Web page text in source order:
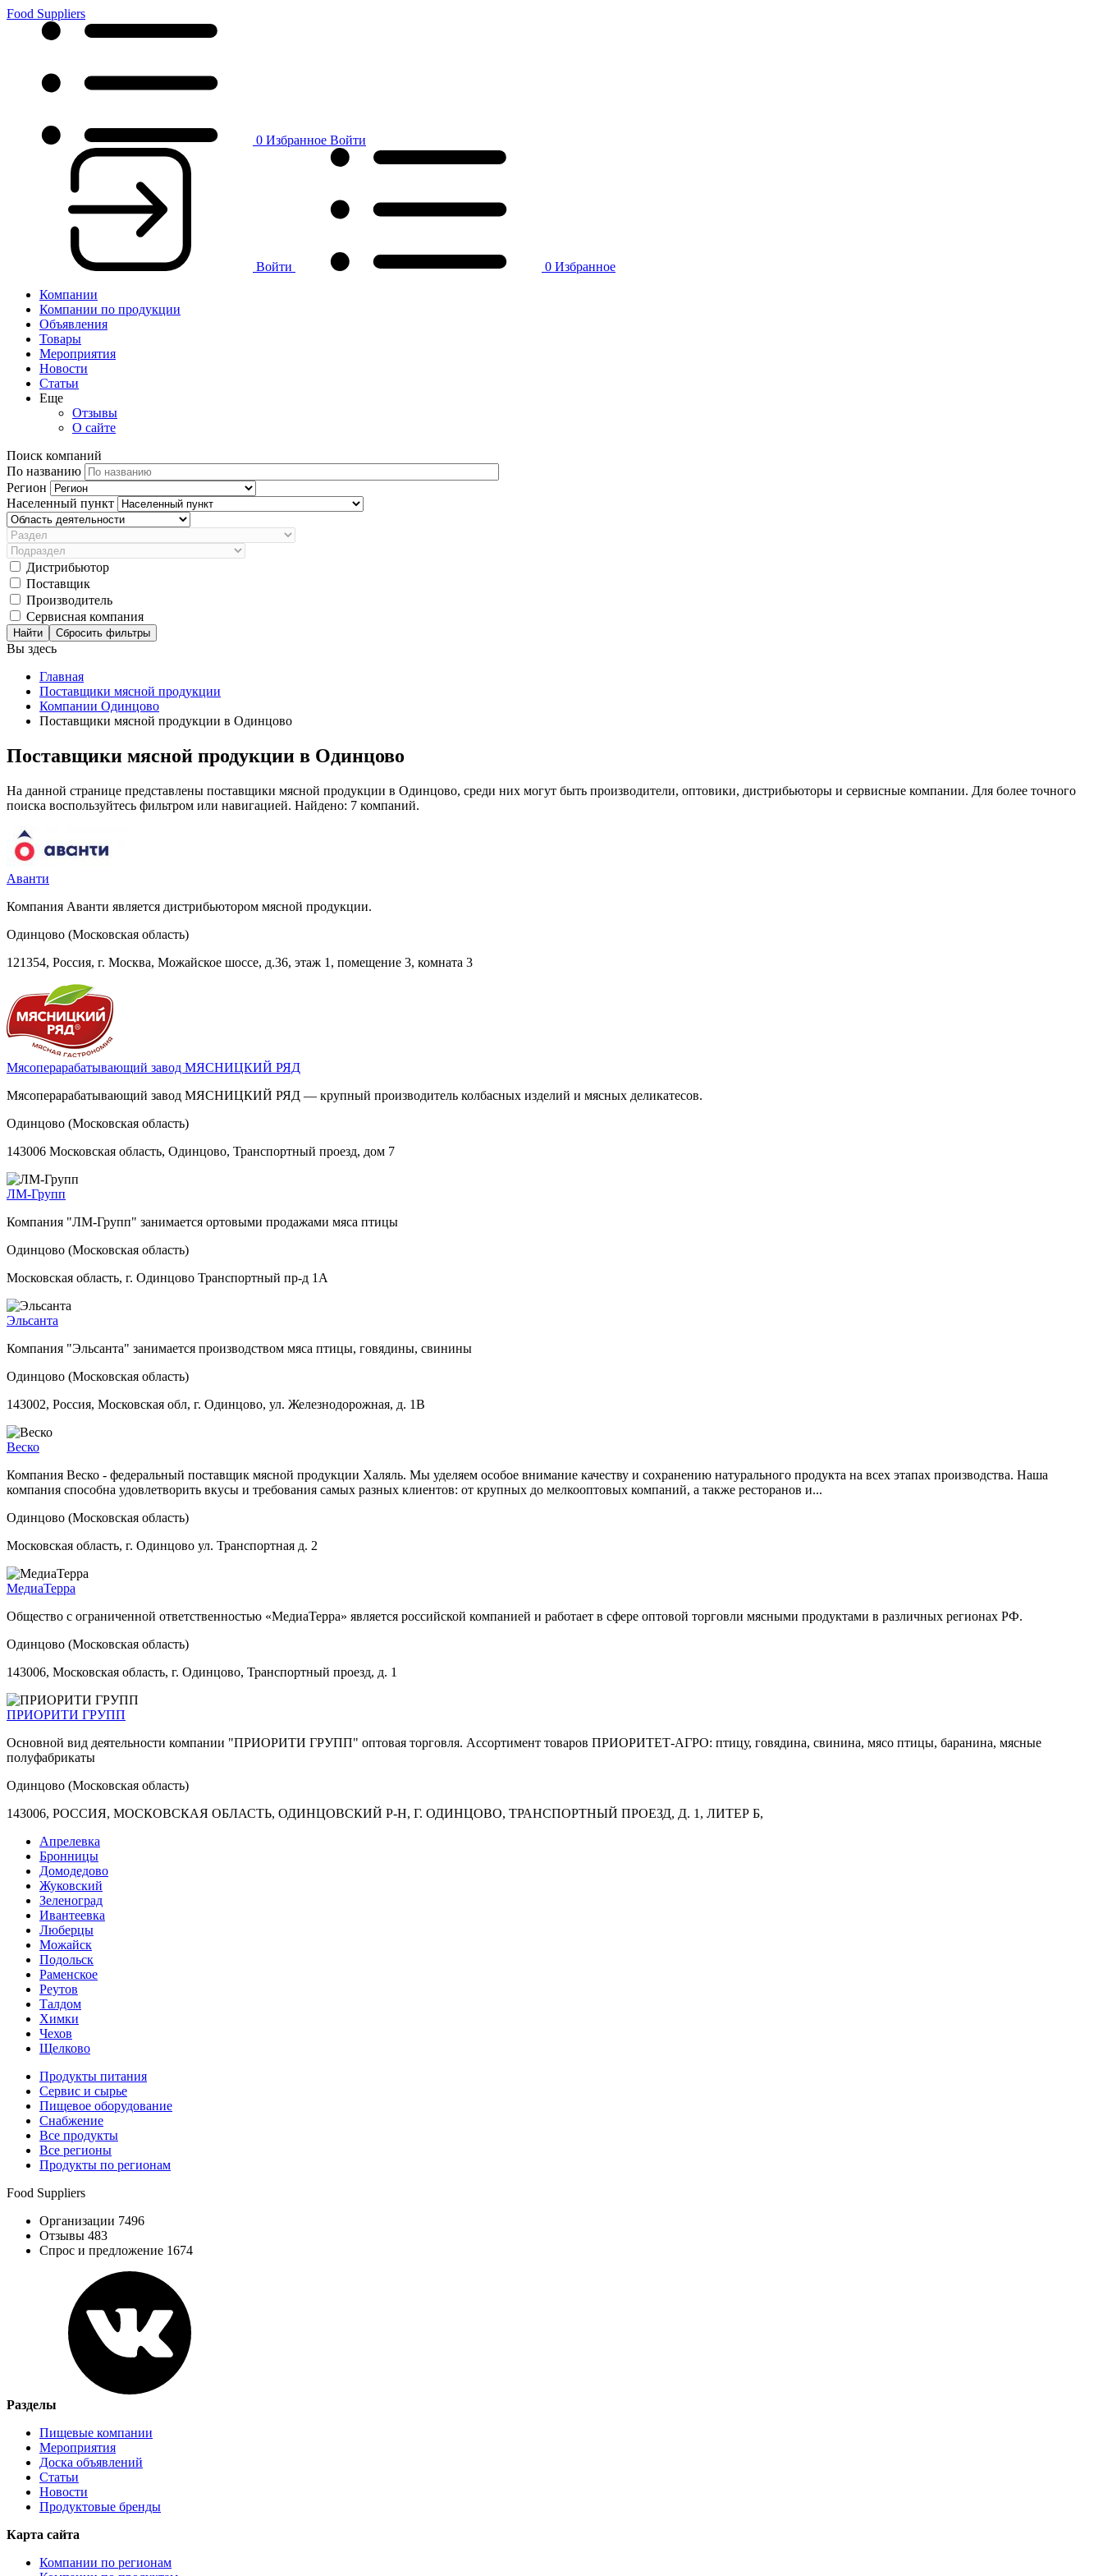
Food Suppliers
0 Избранное Войти
Войти 0 Избранное
Компании
Компании по продукции
Объявления
Товары
Мероприятия
Новости
Статьи
Еще
Отзывы
О сайте
Поиск компаний
По названию
Регион
Населенный пункт
Дистрибьютор
Поставщик
Производитель
Сервисная компания
Сбросить фильтры
Вы здесь
Главная
Поставщики мясной продукции
Компании Одинцово
Поставщики мясной продукции в Одинцово
Поставщики мясной продукции в Одинцово
На данной странице представлены поставщики мясной продукции в Одинцово, среди них могут быть производители, оптовики, дистрибьюторы и сервисные компании. Для более точного
поиска воспользуйтесь фильтром или навигацией. Найдено: 7 компаний.
Аванти
Компания Аванти является дистрибьютором мясной продукции.
Одинцово (Московская область)
121354, Россия, г. Москва, Можайское шоссе, д.36, этаж 1, помещение 3, комната 3
Мясоперарабатывающий завод МЯСНИЦКИЙ РЯД
Мясоперарабатывающий завод МЯСНИЦКИЙ РЯД — крупный производитель колбасных изделий и мясных деликатесов.
Одинцово (Московская область)
143006 Московская область, Одинцово, Транспортный проезд, дом 7
ЛМ-Групп
Компания "ЛМ-Групп" занимается ортовыми продажами мяса птицы
Одинцово (Московская область)
Московская область, г. Одинцово Транспортный пр-д 1А
Эльсанта
Компания "Эльсанта" занимается производством мяса птицы, говядины, свинины
Одинцово (Московская область)
143002, Россия, Московская обл, г. Одинцово, ул. Железнодорожная, д. 1В
Веско
Компания Веско - федеральный поставщик мясной продукции Халяль. Мы уделяем особое внимание качеству и сохранению натурального продукта на всех этапах производства. Наша
компания способна удовлетворить вкусы и требования самых разных клиентов: от крупных до мелкооптовых компаний, а также ресторанов и...
Одинцово (Московская область)
Московская область, г. Одинцово ул. Транспортная д. 2
МедиаТерра
Общество с ограниченной ответственностью «МедиаТерра» является российской компанией и работает в сфере оптовой торговли мясными продуктами в различных регионах РФ.
Одинцово (Московская область)
143006, Московская область, г. Одинцово, Транспортный проезд, д. 1
ПРИОРИТИ ГРУПП
Основной вид деятельности компании "ПРИОРИТИ ГРУПП" оптовая торговля. Ассортимент товаров ПРИОРИТЕТ-АГРО: птицу, говядина, свинина, мясо птицы, баранина, мясные
полуфабрикаты
Одинцово (Московская область)
143006, РОССИЯ, МОСКОВСКАЯ ОБЛАСТЬ, ОДИНЦОВСКИЙ Р-Н, Г. ОДИНЦОВО, ТРАНСПОРТНЫЙ ПРОЕЗД, Д. 1, ЛИТЕР Б,
Апрелевка
Бронницы
Домодедово
Жуковский
Зеленоград
Ивантеевка
Люберцы
Можайск
Подольск
Раменское
Реутов
Талдом
Химки
Чехов
Щелково
Продукты питания
Сервис и сырье
Пищевое оборудование
Снабжение
Все продукты
Все регионы
Продукты по регионам
Food Suppliers
Организации 7496
Отзывы 483
Спрос и предложение 1674
Разделы
Пищевые компании
Мероприятия
Доска объявлений
Статьи
Новости
Продуктовые бренды
Карта сайта
Компании по регионам